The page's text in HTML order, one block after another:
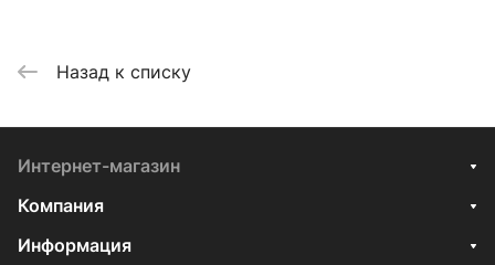
Назад к списку
Интернет-магазин
Компания
Информация